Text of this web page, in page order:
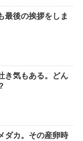
最後の挨拶をしま
き気もある。どん
ダカ。その産卵時